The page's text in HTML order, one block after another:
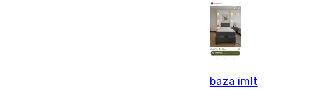
baza imlt